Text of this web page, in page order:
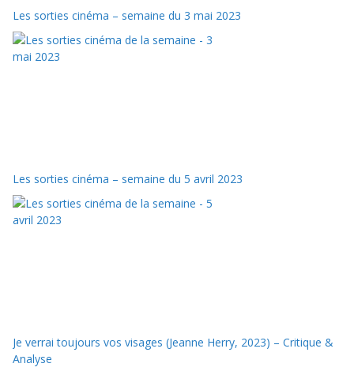
Les sorties cinéma – semaine du 3 mai 2023
Les sorties cinéma – semaine du 5 avril 2023
Je verrai toujours vos visages (Jeanne Herry, 2023) – Critique &
Analyse